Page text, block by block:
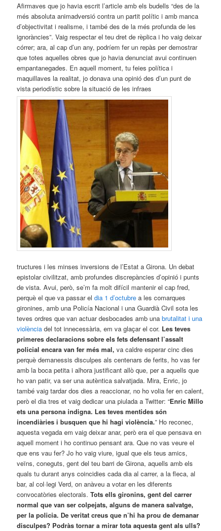
Afirmaves que jo havia escrit l’article amb els budells “des de la
més absoluta animadversió contra un partit polític i amb manca
d’objectivitat i realisme, i també des de la més profunda de les
ignoràncies”. Vaig respectar el teu dret de rèplica i ho vaig deixar
córrer; ara, al cap d’un any, podríem fer un repàs per demostrar
que totes aquelles obres que jo havia denunciat avui continuen
empantanegades. En aquell moment, tu feies política i
maquillaves la realitat, jo donava una opinió des d’un punt de
vista periodístic sobre la situació de les infraes
tructures i les minses inversions de l’Estat a Girona. Un debat
epistolar civilitzat, amb profundes discrepàncies d’opinió i punts
de vista. Avui, però, se’m fa molt difícil mantenir el cap fred,
perquè el que va passar eldia 1 d’octubre a les comarques
gironines, amb una Policía Nacional i una Guardià Civil sota les
teves ordres que van actuar desbocades amb unabrutalitat i una
violència del tot innecessària, em va glaçar el cor. Les teves
primeres declaracions sobre els fets defensant l’assalt
policial encara van fer més mal, va caldre esperar cinc dies
perquè demanessis disculpes als centenars de ferits, ho vas fer
amb la boca petita i alhora justificant allò que, per a aquells que
ho van patir, va ser una autèntica salvatjada. Mira, Enric, jo
també vaig tardar dos dies a reaccionar, no ho volia fer en calent,
però el dia tres et vaig dedicar una piulada a Twitter: “Enric Millo
ets una persona indigna. Les teves mentides són
incendiàries i busquen que hi hagi violència.” Ho reconec,
aquesta vegada em vaig deixar anar, però era el que pensava en
aquell moment i ho continuo pensant ara. Que no vas veure el
que ens vau fer? Jo ho vaig viure, igual que els teus amics,
veïns, coneguts, gent del teu barri de Girona, aquells amb els
quals tu durant anys coincidies cada dia al carrer, a la fleca, al
bar, al col·legi Verd, on anàveu a votar en les diferents
convocatòries electorals.Tots ells gironins, gent del carrer
normal que van ser colpejats, alguns de manera salvatge,
per la policia. De veritat creus que n’hi ha prou de demanar
disculpes? Podràs tornar a mirar tota aquesta gent als ulls?